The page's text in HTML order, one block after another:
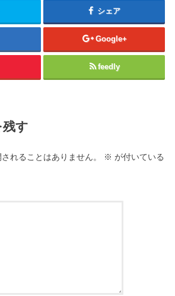
シェア
Google+
feedly
す
れることはありません。 ※ が付いている